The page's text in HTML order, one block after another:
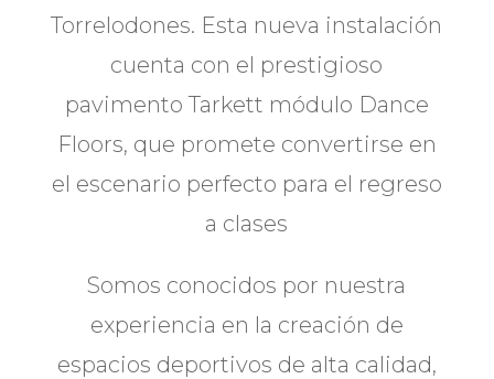
Torrelodones. Esta nueva instalación
cuenta con el prestigioso
pavimento Tarkett módulo Dance
Floors, que promete convertirse en
el escenario perfecto para el regreso
a clases
Somos conocidos por nuestra
experiencia en la creación de
espacios deportivos de alta calidad,